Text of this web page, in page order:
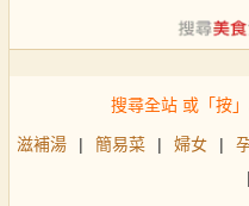
搜尋全站 或「按
滋補湯 | 簡易菜 | 婦女 |
|